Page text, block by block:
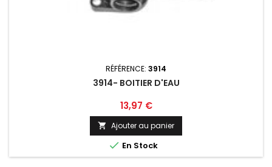
RÉFÉRENCE: 3914
3914- BOITIER D'EAU
Prix
13,97 €
 Ajouter au panier
 En Stock